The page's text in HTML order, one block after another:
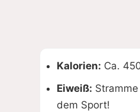
Kalorien: Ca.
Eiweiß:
dem Sport!